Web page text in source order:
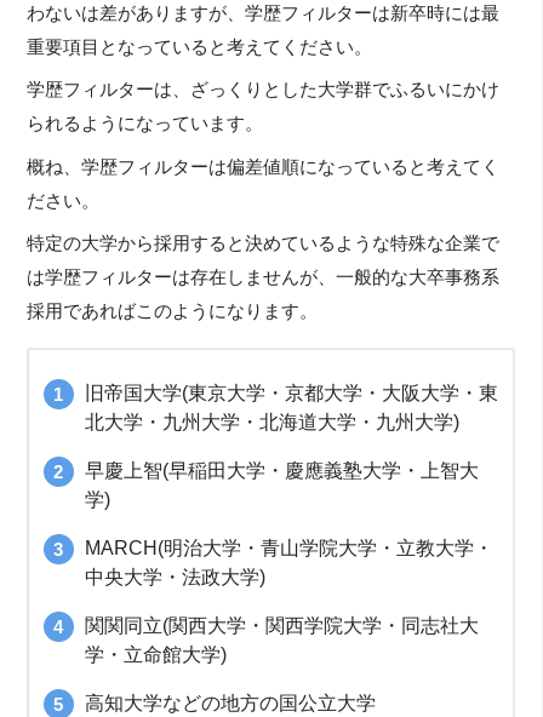
わないは差がありますが、学歴フィルターは新卒時には最
重要項目となっていると考えてください。
学歴フィルターは、ざっくりとした大学群でふるいにかけ
られるようになっています。
概ね、学歴フィルターは偏差値順になっていると考えてく
ださい。
特定の大学から採用すると決めているような特殊な企業で
は学歴フィルターは存在しませんが、一般的な大卒事務系
採用であればこのようになります。
旧帝国大学(東京大学・京都大学・大阪大学・東
北大学・九州大学・北海道大学・九州大学)
早慶上智(早稲田大学・慶應義塾大学・上智大
学)
MARCH(明治大学・青山学院大学・立教大学・
中央大学・法政大学)
関関同立(関西大学・関西学院大学・同志社大
学・立命館大学)
高知大学などの地方の国公立大学